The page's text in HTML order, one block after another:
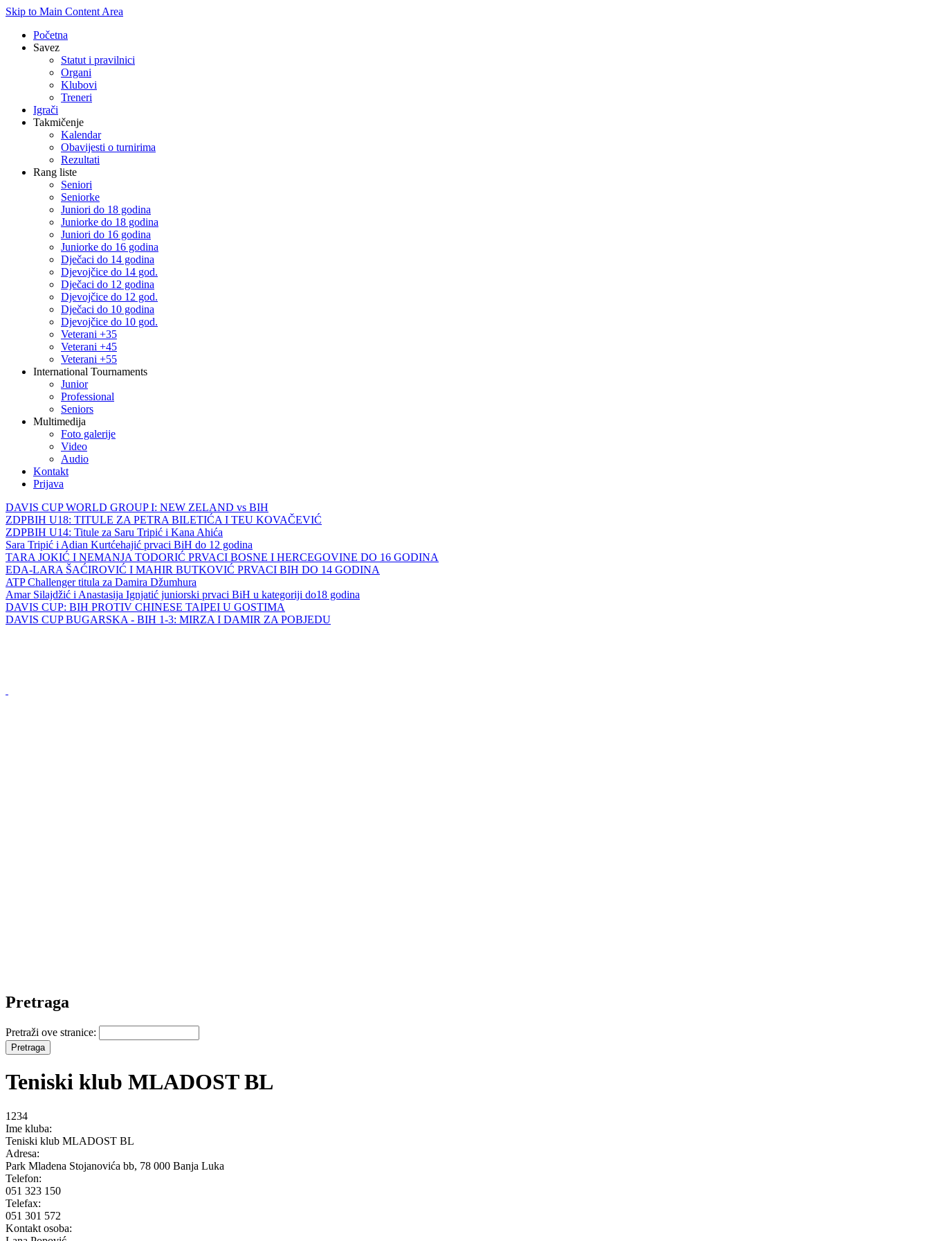
Skip to Main Content Area
Početna
Savez
Statut i pravilnici
Organi
Klubovi
Treneri
Igrači
Takmičenje
Kalendar
Obavijesti o turnirima
Rezultati
Rang liste
Seniori
Seniorke
Juniori do 18 godina
Juniorke do 18 godina
Juniori do 16 godina
Juniorke do 16 godina
Dječaci do 14 godina
Djevojčice do 14 god.
Dječaci do 12 godina
Djevojčice do 12 god.
Dječaci do 10 godina
Djevojčice do 10 god.
Veterani +35
Veterani +45
Veterani +55
International Tournaments
Junior
Professional
Seniors
Multimedija
Foto galerije
Video
Audio
Kontakt
Prijava
DAVIS CUP WORLD GROUP I: NEW ZELAND vs BIH
ZDPBIH U18: TITULE ZA PETRA BILETIĆA I TEU KOVAČEVIĆ
ZDPBIH U14: Titule za Saru Tripić i Kana Ahića
Sara Tripić i Adian Kurtćehajić prvaci BiH do 12 godina
TARA JOKIĆ I NEMANJA TODORIĆ PRVACI BOSNE I HERCEGOVINE DO 16 GODINA
EDA-LARA ŠAĆIROVIĆ I MAHIR BUTKOVIĆ PRVACI BIH DO 14 GODINA
ATP Challenger titula za Damira Džumhura
Amar Silajdžić i Anastasija Ignjatić juniorski prvaci BiH u kategoriji do18 godina
DAVIS CUP: BIH PROTIV CHINESE TAIPEI U GOSTIMA
DAVIS CUP BUGARSKA - BIH 1-3: MIRZA I DAMIR ZA POBJEDU
Pretraga
Pretraži ove stranice:
Teniski klub MLADOST BL
1234
Ime kluba:
Teniski klub MLADOST BL
Adresa:
Park Mladena Stojanovića bb, 78 000 Banja Luka
Telefon:
051 323 150
Telefax:
051 301 572
Kontakt osoba: